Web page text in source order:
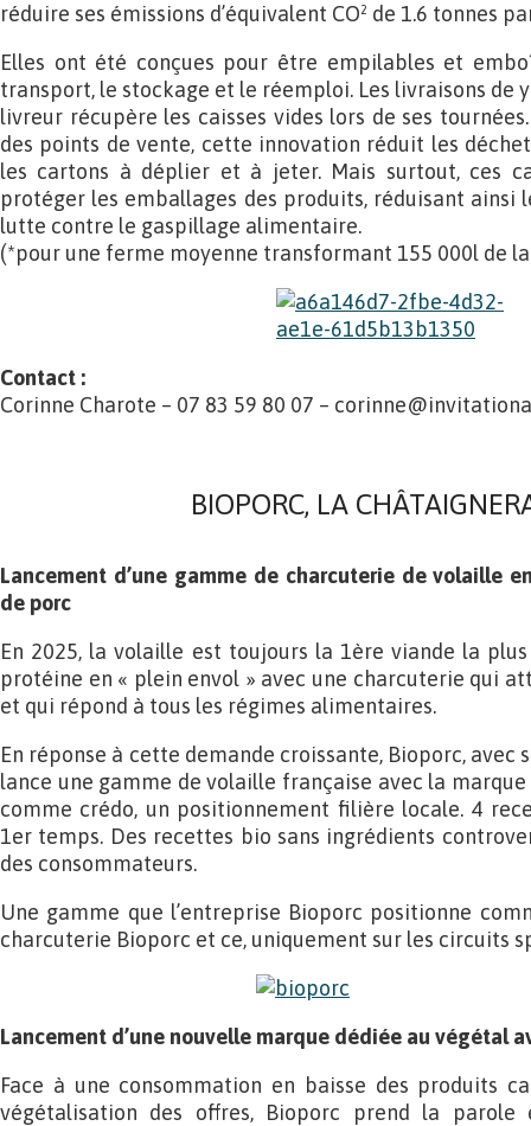
réduire ses émissions d’équivalent CO² de 1.6 tonnes
Elles ont été conçues pour être empilables et
transport, le stockage et le réemploi. Les livraisons de
livreur récupère les caisses vides lors de ses
des points de vente, cette innovation réduit les
les cartons à déplier et à jeter. Mais surtout, ces
protéger les emballages des produits, réduisant
lutte contre le gaspillage alimentaire.
(*pour une ferme moyenne transformant 155 000l de
Contact :
Corinne Charote – 07 83 59 80 07 –
BIOPORC, LA
Lancement d’une gamme de charcuterie de volaille
de porc
En 2025, la volaille est toujours la 1ère viande la
protéine en « plein envol » avec une charcuterie qui
et qui répond à tous les régimes alimentaires.
En réponse à cette demande croissante, Bioporc, avec
lance une gamme de volaille française avec la marque
comme crédo, un positionnement filière locale. 4
1er temps. Des recettes bio sans ingrédients
des consommateurs.
Une gamme que l’entreprise Bioporc positionne
charcuterie Bioporc et ce, uniquement sur les circuits
Lancement d’une nouvelle marque dédiée au végétal
Face à une consommation en baisse des produits
végétalisation des offres, Bioporc prend la